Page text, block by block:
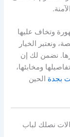
وتخاف عليها
ونعتبر الخيار
نضمن لك إن
ومخابئها،
بجدة الحين
نصلك لباب